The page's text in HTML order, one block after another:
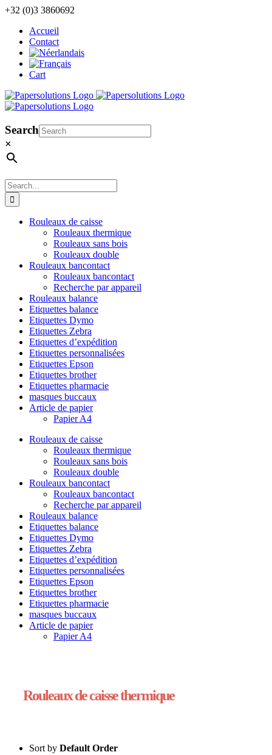
Skip
content
+32 (0)3 3860692
Accueil
Contact
Cart
Search
×
Search
for:
Rouleaux de caisse
Rouleaux thermique
Rouleaux sans bois
Rouleaux double
Rouleaux bancontact
Rouleaux bancontact
Recherche par appareil
Rouleaux balance
Etiquettes balance
Etiquettes Dymo
Etiquettes Zebra
Etiquettes d’expédition
Etiquettes personnalisées
Etiquettes Epson
Etiquettes brother
Etiquettes pharmacie
masques buccaux
Article de papier
Papier A4
Rouleaux de caisse
Rouleaux thermique
Rouleaux sans bois
Rouleaux double
Rouleaux bancontact
Rouleaux bancontact
Recherche par appareil
Rouleaux balance
Etiquettes balance
Etiquettes Dymo
Etiquettes Zebra
Etiquettes d’expédition
Etiquettes personnalisées
Etiquettes Epson
Etiquettes brother
Etiquettes pharmacie
masques buccaux
Article de papier
Papier A4
Rouleaux de caisse thermique
Sort by Default Order